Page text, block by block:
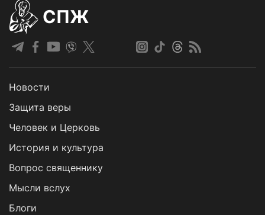
СПЖ
Новости
Защита веры
Человек и Церковь
История и культура
Вопрос священнику
Мысли вслух
Блоги